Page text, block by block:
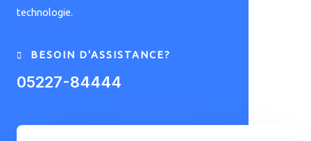
technologie.
BESOIN D'ASSISTANCE?
05227-84444